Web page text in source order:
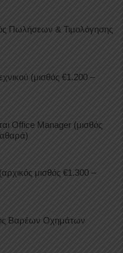
Πωλήσεων & Τιμολόγησης
(μισθός €1.200 –
Office Manager (μισθός
μισθός €1.300 –
Βαρέων Οχημάτων